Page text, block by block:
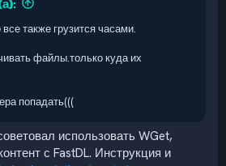
также грузится часами.
файлы.только куда их
попадать(((
использовать WGet,
с FastDL. Инструкция и